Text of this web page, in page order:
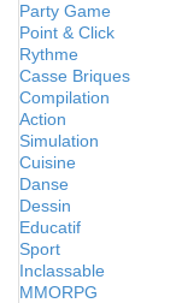
Party Game
Point & Click
Rythme
Casse Briques
Compilation
Action
Simulation
Cuisine
Danse
Dessin
Educatif
Sport
Inclassable
MMORPG